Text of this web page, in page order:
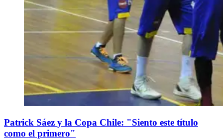
Patrick Sáez y la Copa Chile: "Siento este título
como el primero"